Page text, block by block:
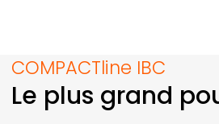
COMPACTline IBC
Le plus grand